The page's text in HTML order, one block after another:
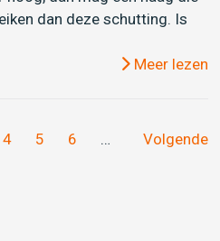
dan deze schutting. Is
Meer lezen
4 5 6 … Volgende